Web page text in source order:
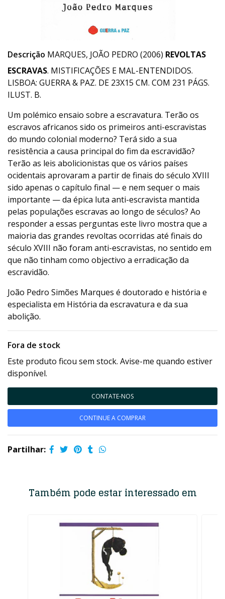
Descrição MARQUES, JOÃO PEDRO (2006) REVOLTAS
ESCRAVAS. MISTIFICAÇÕES E MAL-ENTENDIDOS.
LISBOA: GUERRA & PAZ. DE 23X15 CM. COM 231 PÁGS.
ILUST. B.
Um polémico ensaio sobre a escravatura. Terão os
escravos africanos sido os primeiros anti-escravistas
do mundo colonial moderno? Terá sido a sua
resistência a causa principal do fim da escravidão?
Terão as leis abolicionistas que os vários países
ocidentais aprovaram a partir de finais do século XVIII
sido apenas o capítulo final — e nem sequer o mais
importante — da épica luta anti-escravista mantida
pelas populações escravas ao longo de séculos? Ao
responder a essas perguntas este livro mostra que a
maioria das grandes revoltas ocorridas até finais do
século XVIII não foram anti-escravistas, no sentido em
que não tinham como objectivo a erradicação da
escravidão.
João Pedro Simões Marques é doutorado e história e
especialista em História da escravatura e da sua
abolição.
Fora de stock
Este produto ficou sem stock. Avise-me quando estiver
disponível.
CONTATE-NOS
CONTINUE A COMPRAR
Partilhar:
Também pode estar interessado em